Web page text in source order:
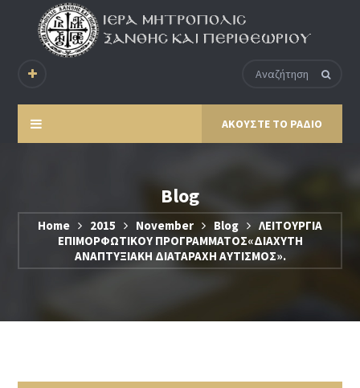
ΑΚΟΥΣΤΕ ΤΟ ΡΑΔΙΟ
Blog
Home 2015 November Blog
ΛΕΙΤΟΥΡΓΙΑ
ΕΠΙΜΟΡΦΩΤΙΚΟΥ ΠΡΟΓΡΑΜΜΑΤΟΣ«ΔΙΑΧΥΤΗ
ΑΝΑΠΤΥΞΙΑΚΗ ΔΙΑΤΑΡΑΧΗ ΑΥΤΙΣΜΟΣ».